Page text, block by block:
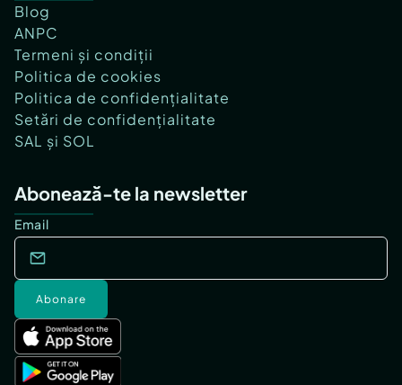
Blog
ANPC
Termeni și condiții
Politica de cookies
Politica de confidențialitate
Setări de confidențialitate
SAL și SOL
Abonează-te la newsletter
Email
Abonare